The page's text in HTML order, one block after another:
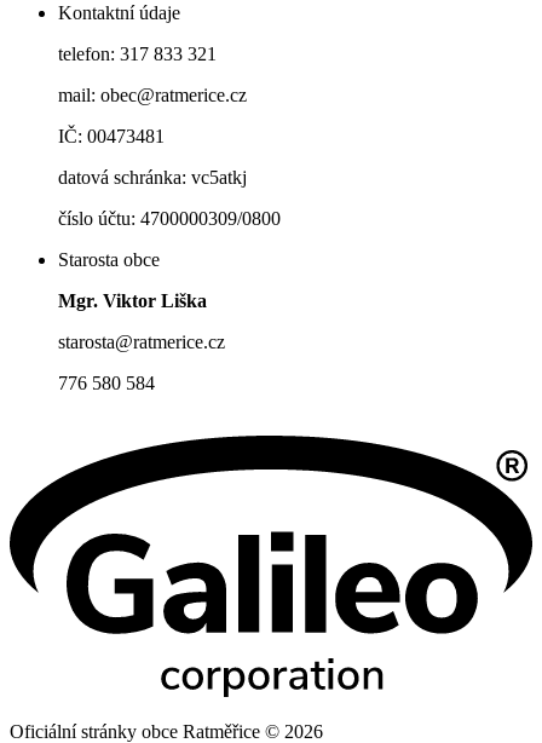
Kontaktní údaje
telefon: 317 833 321
mail: obec@ratmerice.cz
IČ: 00473481
datová schránka: vc5atkj
číslo účtu: 4700000309/0800
Starosta obce
Mgr. Viktor Liška
starosta@ratmerice.cz
776 580 584
Oficiální stránky obce Ratměřice © 2026